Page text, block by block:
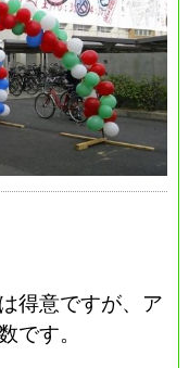
得意ですが、ア
です。